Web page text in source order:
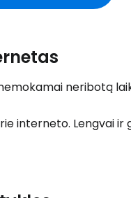
neribotą
interneto. Lengvai ir